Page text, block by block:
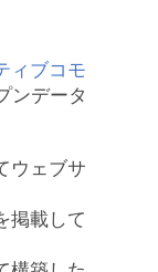
ィブコモ
ンデータ
ウェブサ
掲載して